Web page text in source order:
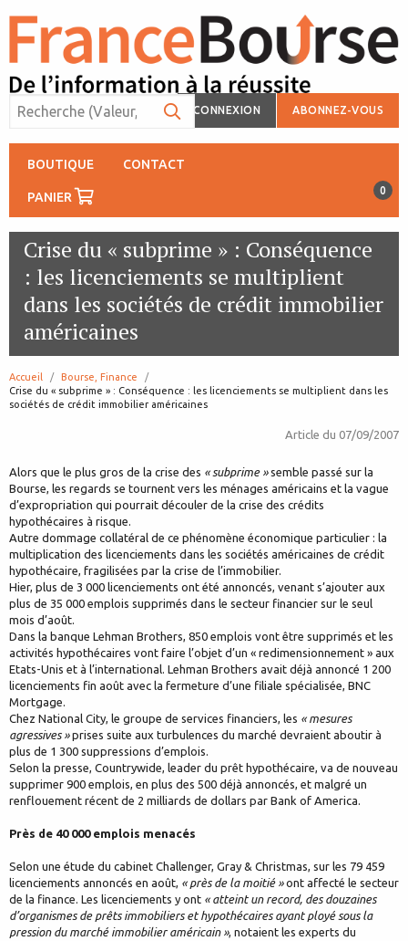
CONNEXION ABONNEZ-VOUS
BOUTIQUE CONTACT
PANIER 0
Crise du « subprime » : Conséquence
: les licenciements se multiplient
dans les sociétés de crédit immobilier
américaines
Accueil
Bourse, Finance
page:
Crise du « subprime » : Conséquence : les licenciements se multiplient dans les
sociétés de crédit immobilier américaines
Article du 07/09/2007
Alors que le plus gros de la crise des « subprime »semble passé sur la
Bourse, les regards se tournent vers les ménages américains et la vague
d’expropriation qui pourrait découler de la crise des crédits
hypothécaires à risque.
Autre dommage collatéral de ce phénomène économique particulier : la
multiplication des licenciements dans les sociétés américaines de crédit
hypothécaire, fragilisées par la crise de l’immobilier.
Hier, plus de 3 000 licenciements ont été annoncés, venant s’ajouter aux
plus de 35 000 emplois supprimés dans le secteur financier sur le seul
mois d’août.
Dans la banque Lehman Brothers, 850 emplois vont être supprimés et les
activités hypothécaires vont faire l’objet d’un « redimensionnement » aux
Etats-Unis et à l’international. Lehman Brothers avait déjà annoncé 1 200
licenciements fin août avec la fermeture d’une filiale spécialisée, BNC
Mortgage.
Chez National City, le groupe de services financiers, les « mesures
agressives »prises suite aux turbulences du marché devraient aboutir à
plus de 1 300 suppressions d’emplois.
Selon la presse, Countrywide, leader du prêt hypothécaire, va de nouveau
supprimer 900 emplois, en plus des 500 déjà annoncés, et malgré un
renflouement récent de 2 milliards de dollars par Bank of America.
Près de 40 000 emplois menacés
Selon une étude du cabinet Challenger, Gray & Christmas, sur les 79 459
licenciements annoncés en août, « près de la moitié »ont affecté le secteur
de la finance. Les licenciements y ont « atteint un record, des douzaines
d’organismes de prêts immobiliers et hypothécaires ayant ployé sous la
pression du marché immobilier américain », notaient les experts du